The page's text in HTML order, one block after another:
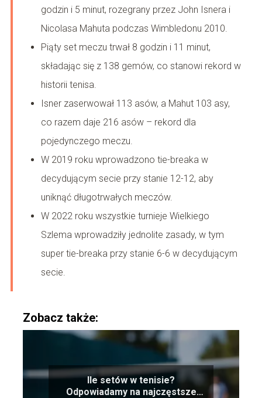
godzin i 5 minut, rozegrany przez John Isnera i
Nicolasa Mahuta podczas Wimbledonu 2010.
Piąty set meczu trwał 8 godzin i 11 minut,
składając się z 138 gemów, co stanowi rekord w
historii tenisa.
Isner zaserwował 113 asów, a Mahut 103 asy,
co razem daje 216 asów – rekord dla
pojedynczego meczu.
W 2019 roku wprowadzono tie-breaka w
decydującym secie przy stanie 12-12, aby
uniknąć długotrwałych meczów.
W 2022 roku wszystkie turnieje Wielkiego
Szlema wprowadziły jednolite zasady, w tym
super tie-breaka przy stanie 6-6 w decydującym
secie.
Zobacz także:
Ile setów w tenisie?
Odpowiadamy na najczęstsze